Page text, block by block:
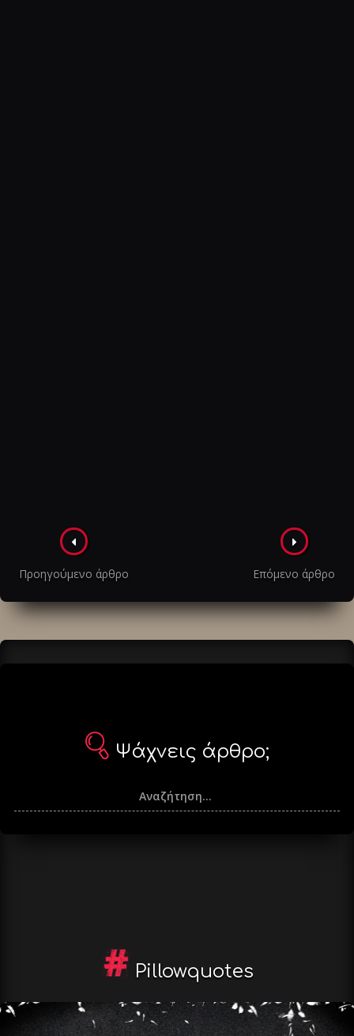
Πλοήγηση
στα
άρθρα
Προηγούμενο άρθρο Επόμενο άρθρο
Ψάχνεις άρθρο;
Pillowquotes